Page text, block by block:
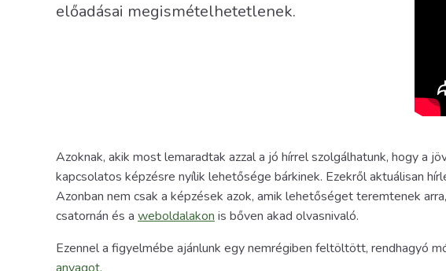
előadásai megismételhetetlenek.
Azoknak, akik most lemaradtak azzal a jó hírrel szolgálhatunk, hogy a
kapcsolatos képzésre nyílik lehetősége bárkinek. Ezekről aktuálisan
Azonban nem csak a képzések azok, amik lehetőséget teremtenek
csatornán és a weboldalakon is bőven akad olvasnivaló.
Ezennel a figyelmébe ajánlunk egy nemrégiben feltöltött, rendhagyó